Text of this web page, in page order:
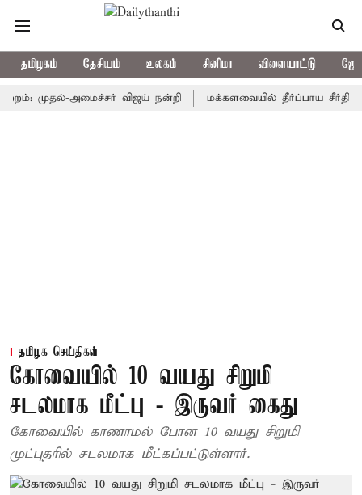
தமிழகம் தேசியம் உலகம் சினிமா விளையாட்டு
அமைச்சர் விஜய் நன்றி மக்களவையில் தீர்ப்பாய சீர்திருத்த
தமிழக செய்திகள்
கோவையில் 10 வயது சிறுமி
சடலமாக மீட்பு - இருவர் கைது
கோவையில் காணாமல் போன 10 வயது சிறுமி
முட்புதரில் சடலமாக மீட்கப்பட்டுள்ளார்.